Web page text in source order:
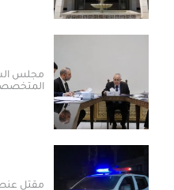
مجلس الشعب
المتخصصة
مقتل عنصرين من